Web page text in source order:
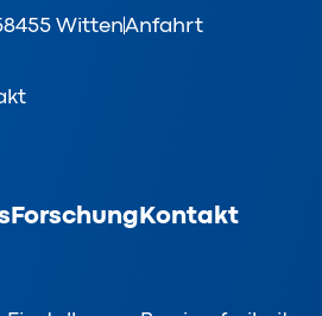
WittenAnfahrt
ForschungKontakt